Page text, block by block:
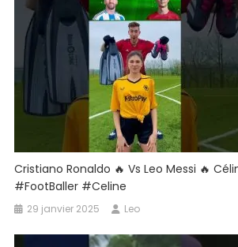
Cristiano Ronaldo 🔥 Vs Leo Messi 🔥
#footBaller #celine
29 janvier 2025 Leo